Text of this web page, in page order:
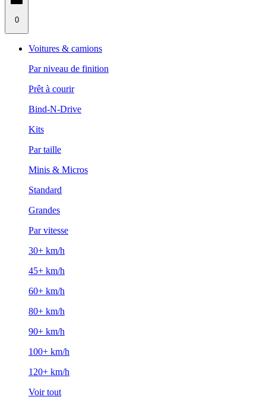
0
Voitures & camions
Par niveau de finition
Prêt à courir
Bind-N-Drive
Kits
Par taille
Minis & Micros
Standard
Grandes
Par vitesse
30+ km/h
45+ km/h
60+ km/h
80+ km/h
90+ km/h
100+ km/h
120+ km/h
Voir tout